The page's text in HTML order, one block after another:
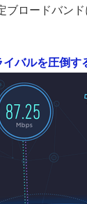
ブロードバン
バルを圧倒